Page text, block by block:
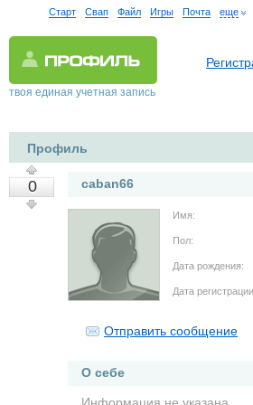
Старт Свап Файл Игры Почта еще
твоя единая учетная запись
Профиль
0 caban66
Имя:
Пол:
Дата рождения:
Дата
Отправить сообщение
О себе